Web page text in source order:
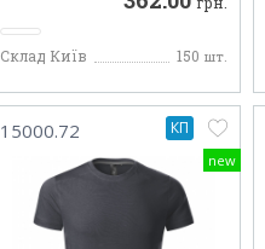
Склад Київ 150 шт.
new
15000.72 КП